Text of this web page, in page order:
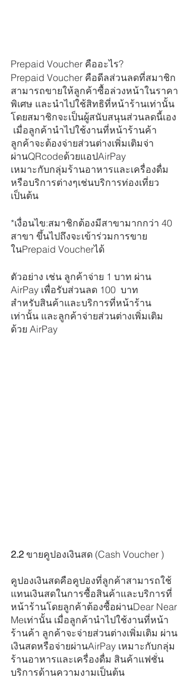
Prepaid Voucher คืออะไร?
Prepaid Voucher คือดีลส่วนลดที่สมาชิก
สามารถขายให้ลูกค้าซื้อล่วงหน้าในราคา
พิเศษ และนำไปใช้สิทธิที่หน้าร้านเท่านั้น
โดยสมาชิกจะเป็นผู้สนับสนุนส่วนลดนี้เอง
เมื่อลูกค้านำไปใช้งานที่หน้าร้านค้า
ลูกค้าจะต้องจ่ายส่วนต่างเพิ่มเติมจ่า
ผ่านQRcodeด้วยแอปAirPay
เหมาะกับกลุ่มร้านอาหารและเครื่องดื่ม
หรือบริการต่างๆเช่นบริการท่องเที่ยว
เป็นต้น
*เงื่อนไข:สมาชิกต้องมีสาขามากกว่า 40
สาขา ขึ้นไปถึงจะเข้าร่วมการขาย
ในPrepaid Voucherได้
ตัวอย่าง เช่น ลูกค้าจ่าย 1 บาท ผ่าน
AirPay เพื่อรับส่วนลด 100  บาท
สำหรับสินค้าและบริการที่หน้าร้าน
เท่านั้น และลูกค้าจ่ายส่วนต่างเพิ่มเติม
ด้วย AirPay
2.2 ขายคูปองเงินสด (Cash Voucher )
คูปองเงินสดคือคูปองที่ลูกค้าสามารถใช้
แทนเงินสดในการซื้อสินค้าและบริการที่
หน้าร้านโดยลูกค้าต้องซื้อผ่านDear Near
Meเท่านั้น เมื่อลูกค้านำไปใช้งานที่หน้า
ร้านค้า ลูกค้าจะจ่ายส่วนต่างเพิ่มเติม ผ่าน
เงินสดหรือจ่ายผ่านAirPay เหมาะกับกลุ่ม
ร้านอาหารและเครื่องดื่ม สินค้าแฟชั่น
บริการด้านความงามเป็นต้น